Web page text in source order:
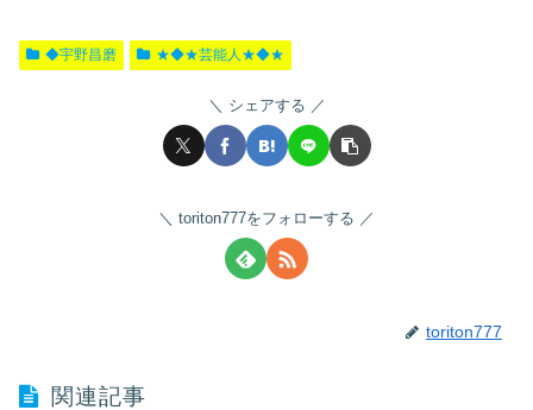
◆宇野昌磨 ★◆★芸能人★◆★
シェアする
toriton777をフォローする
toriton777
関連記事